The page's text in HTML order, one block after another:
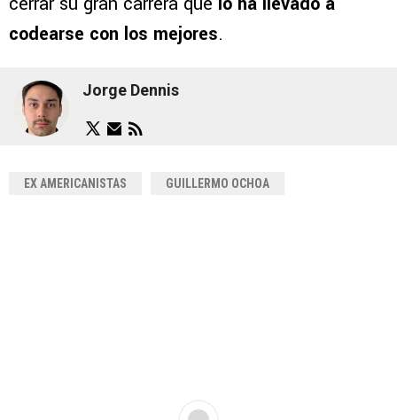
codearse con los mejores.
Jorge Dennis
EX AMERICANISTAS GUILLERMO OCHOA